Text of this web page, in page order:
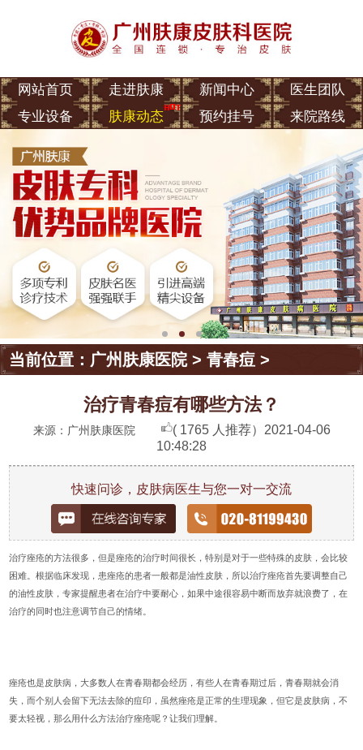
网站首页 走进肤康 新闻中心
医生团队
专业设备
肤康动态 预约挂号 来院路线
当前位置： 广州肤康医院>青春痘 >
治疗青春痘有哪些方法？
来源：广州肤康医院 ( 1765 人推荐） 2021-04-06
10:48:28
快速问诊，皮肤病医生与您一对一交流
治疗痤疮的方法很多，但是痤疮的治疗时间很长，特别是对于一些特殊的皮肤，会比较
困难。根据临床发现，患痤疮的患者一般都是油性皮肤，所以治疗痤疮首先要调整自己
的油性皮肤，专家提醒患者在治疗中要耐心，如果中途很容易中断而放弃就浪费了，在
治疗的同时也注意调节自己的情绪。
痤疮也是皮肤病，大多数人在青春期都会经历，有些人在青春期过后，青春期就会消
失，而个别人会留下无法去除的痘印，虽然痤疮是正常的生理现象，但它是皮肤病，不
要太轻视，那么用什么方法治疗痤疮呢？让我们理解。